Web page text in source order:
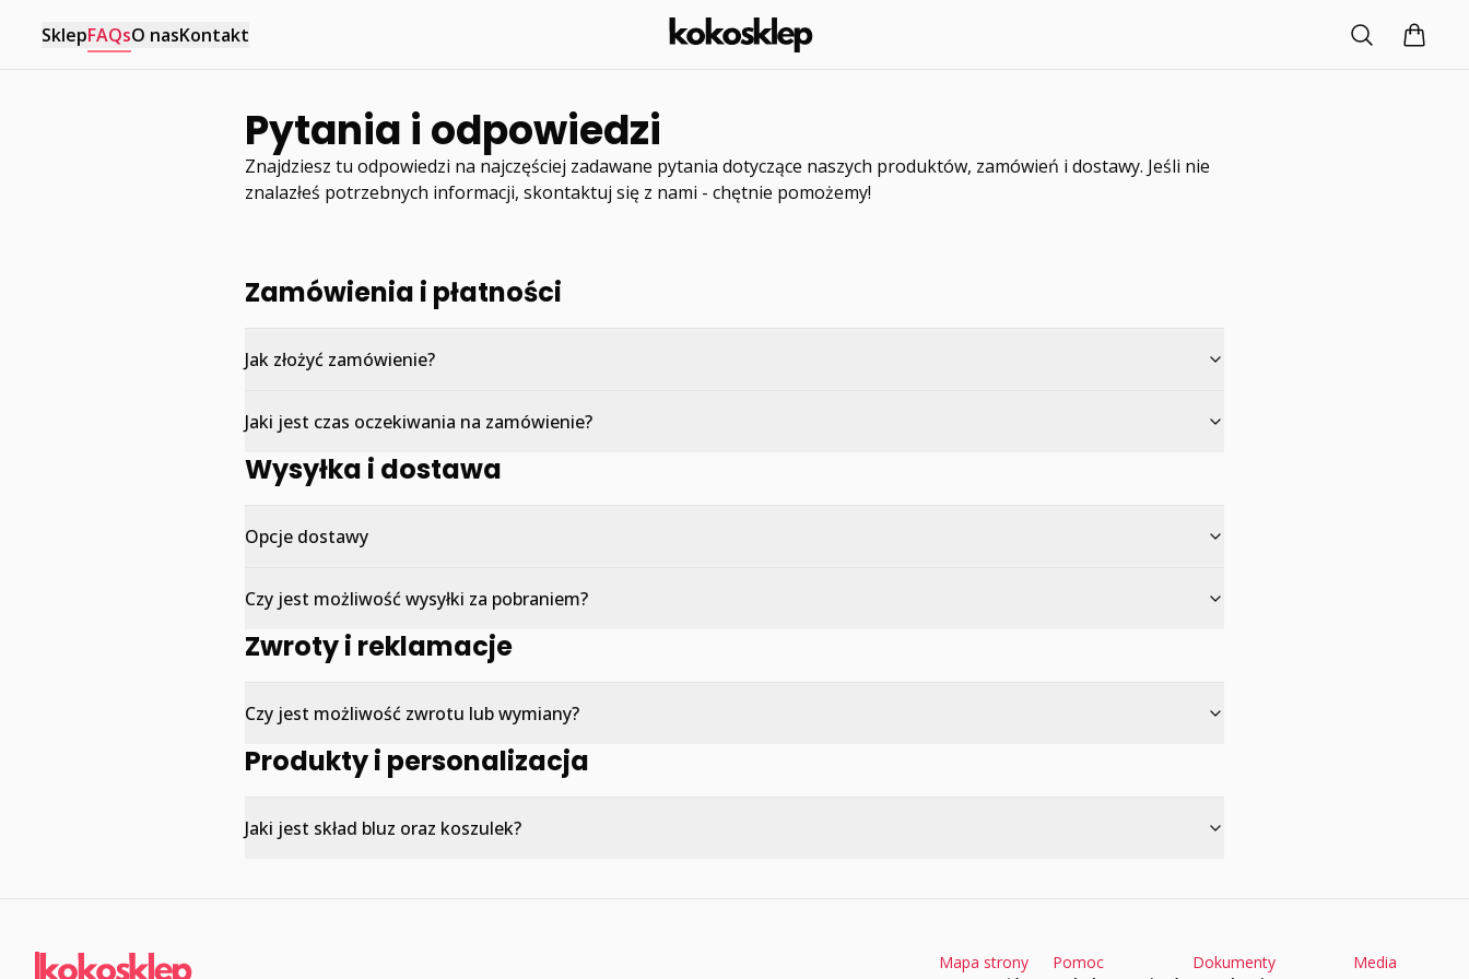
SklepFAQsO nasKontakt
Pytania i odpowiedzi
Znajdziesz tu odpowiedzi na najczęściej zadawane pytania dotyczące naszych produktów, zamówień i dostawy. Jeśli nie
znalazłeś potrzebnych informacji, skontaktuj się z nami - chętnie pomożemy!
Zamówienia i płatności
Jak złożyć zamówienie?
Jaki jest czas oczekiwania na zamówienie?
Wysyłka i dostawa
Opcje dostawy
Czy jest możliwość wysyłki za pobraniem?
Zwroty i reklamacje
Czy jest możliwość zwrotu lub wymiany?
Produkty i personalizacja
Jaki jest skład bluz oraz koszulek?
Mapa strony
Pomoc
Dokumenty
Media